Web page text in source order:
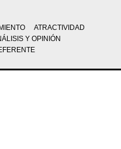
ATRACTIVIDAD
Y OPINIÓN